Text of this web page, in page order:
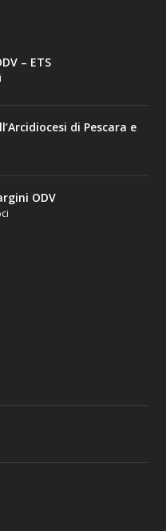
– ETS
di Pescara e
ODV